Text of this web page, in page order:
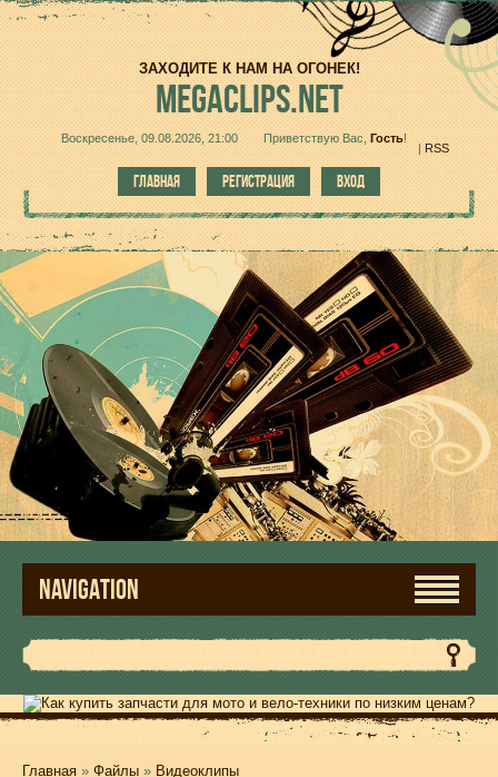
ЗАХОДИТЕ К НАМ НА ОГОНЕК!
MEGACLIPS.NET
Воскресенье, 09.08.2026, 21:00 Приветствую Вас Гость!
| RSS
ГЛАВНАЯ РЕГИСТРАЦИЯ ВХОД
NAVIGATION
Главная » Файлы » Видеоклипы